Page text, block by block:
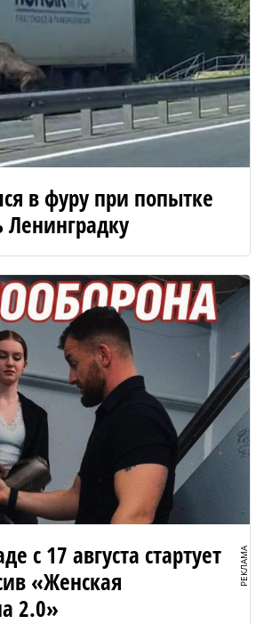
в фуру при попытке
Ленинградку
РЕКЛАМА
с 17 августа стартует
«Женская
2.0»